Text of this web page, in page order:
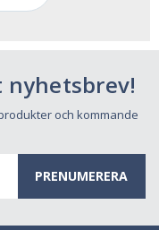
nyhetsbrev!
och kommande